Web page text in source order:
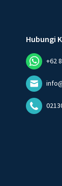
Hubungi
+62